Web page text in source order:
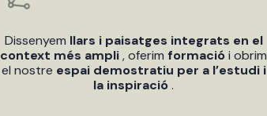
Dissenyem llars i paisatges integrats en el
context més ampli, oferim formaciói obrim
el nostre espai demostratiu per a l’estudi i
la inspiració.